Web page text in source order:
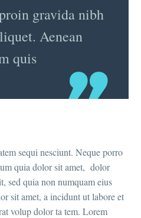
gravida nibh
Aenean
quis
sequi nesciunt. Neque porro
quia dolor sit amet, dolor
sed quia non numquam eius
sit amet, a incidunt ut labore et
volup dolor ta tem. Lorem